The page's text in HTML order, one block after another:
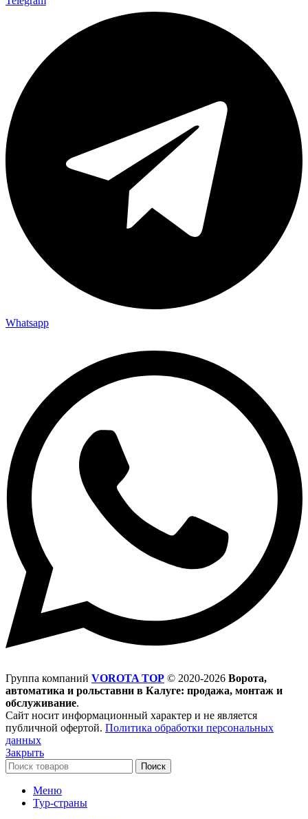
Whatsapp
Группа компаний VOROTA TOP © 2020-2026 Ворота,
автоматика и рольставни в Калуге: продажа, монтаж и
обслуживание.
Сайт носит информационный характер и не является
публичной офертой. Политика обработки персональных
данных
Закрыть
Поиск
Меню
Тур-страны